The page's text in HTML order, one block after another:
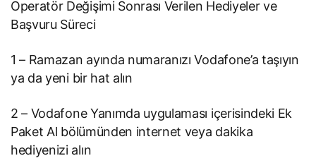
Operatör Değişimi Sonrası Verilen Hediyeler ve
Başvuru Süreci
1 – Ramazan ayında numaranızı Vodafone’a taşıyın
ya da yeni bir hat alın
2 – Vodafone Yanımda uygulaması içerisindeki Ek
Paket Al bölümünden internet veya dakika
hediyenizi alın